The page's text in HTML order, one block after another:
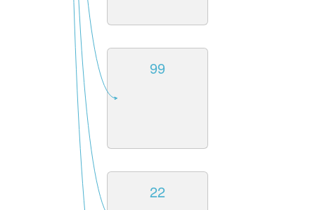
99
22